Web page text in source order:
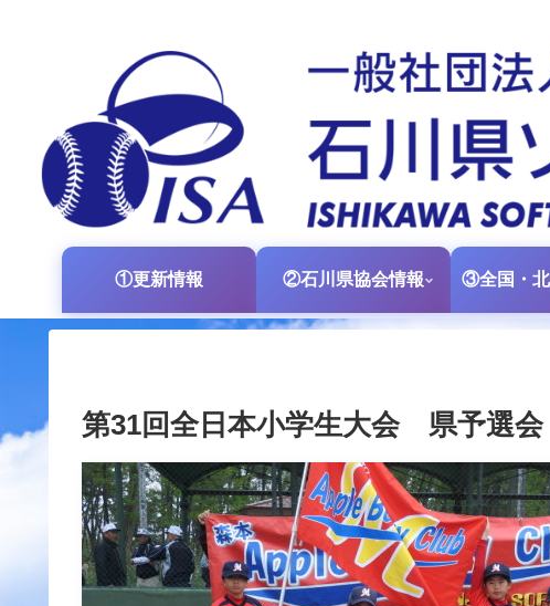
①更新情報 ②石川県協会情報
第31回全日本小学生大会 県予選